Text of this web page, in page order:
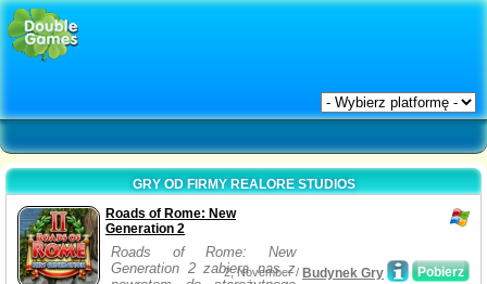
GRY OD FIRMY REALORE STUDIOS
Roads of Rome: New
Generation 2
Roads of Rome: New
Generation 2 zabiera nas z
Pobierz
2, November / Budynek Gry